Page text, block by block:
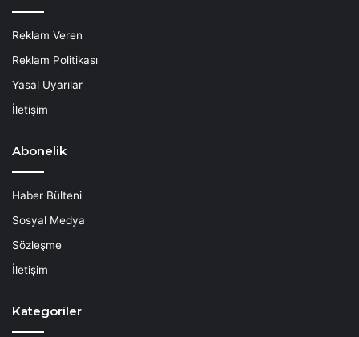
Reklam Veren
Reklam Politikası
Yasal Uyarılar
İletişim
Abonelik
Haber Bülteni
Sosyal Medya
Sözleşme
İletişim
Kategoriler